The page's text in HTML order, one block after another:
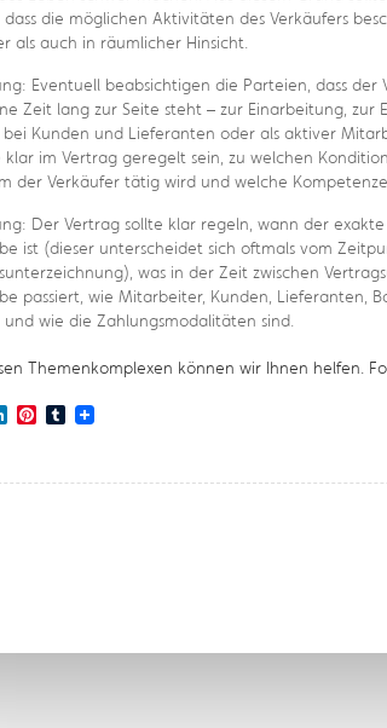
die möglichen Aktivitäten des Verkäufers
als auch in räumlicher Hinsicht.
Eventuell beabsichtigen die Parteien, dass der
Zeit lang zur Seite steht – zur Einarbeitung, zur
bei Kunden und Lieferanten oder als aktiver
klar im Vertrag geregelt sein, zu welchen
der Verkäufer tätig wird und welche
Der Vertrag sollte klar regeln, wann der
ist (dieser unterscheidet sich oftmals vom
was in der Zeit zwischen
passiert, wie Mitarbeiter, Kunden, Lieferanten,
wie die Zahlungsmodalitäten sind.
Themenkomplexen können wir Ihnen helfen.
LinkedIn
Pinterest
Tumblr